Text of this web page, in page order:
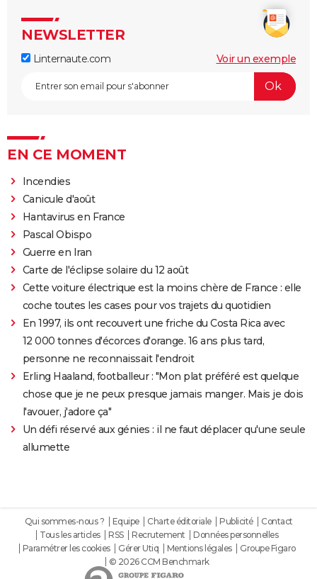
NEWSLETTER
Linternaute.com Voir un exemple
EN CE MOMENT
Incendies
Canicule d'août
Hantavirus en France
Pascal Obispo
Guerre en Iran
Carte de l'éclipse solaire du 12 août
Cette voiture électrique est la moins chère de France : elle
coche toutes les cases pour vos trajets du quotidien
En 1997, ils ont recouvert une friche du Costa Rica avec
12 000 tonnes d'écorces d'orange. 16 ans plus tard,
personne ne reconnaissait l'endroit
Erling Haaland, footballeur : "Mon plat préféré est quelque
chose que je ne peux presque jamais manger. Mais je dois
l'avouer, j'adore ça"
Un défi réservé aux génies : il ne faut déplacer qu'une seule
allumette
Qui sommes-nous ? Equipe Charte éditoriale Publicité
Contact
Tous les articles
RSS Recrutement
Données personnelles
Paramétrer les cookies
Gérer Utiq Mentions légales
Groupe Figaro
© 2026 CCM Benchmark